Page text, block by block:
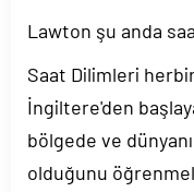
Lawton şu anda
Saat Dilimleri
İngiltere'den
bölgede ve
olduğunu